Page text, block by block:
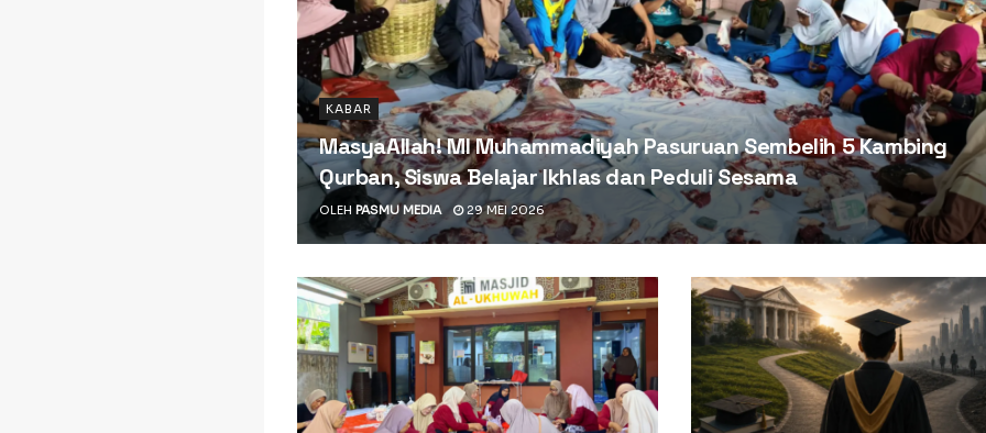
KABAR
MasyaAllah! MI Muhammadiyah Pasuruan Sembelih 5 Kambing
Qurban, Siswa Belajar Ikhlas dan Peduli Sesama
OLEH PASMU MEDIA 29 MEI 2026